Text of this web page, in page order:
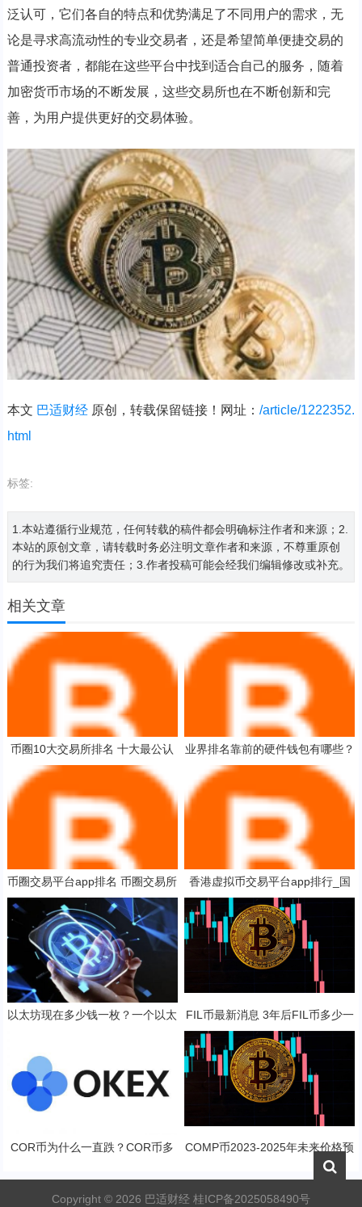
泛认可，它们各自的特点和优势满足了不同用户的需求，无
论是寻求高流动性的专业交易者，还是希望简单便捷交易的
普通投资者，都能在这些平台中找到适合自己的服务，随着
加密货币市场的不断发展，这些交易所也在不断创新和完
善，为用户提供更好的交易体验。
本文 巴适财经原创，转载保留链接！网址： /article/1222352.
html
标签:
1.本站遵循行业规范，任何转载的稿件都会明确标注作者和来源；2.
本站的原创文章，请转载时务必注明文章作者和来源，不尊重原创
的行为我们将追究责任；3.作者投稿可能会经我们编辑修改或补充。
相关文章
币圈10大交易所排名 十大最公认
的比特币交易APP
业界排名靠前的硬件钱包有哪些？
在国内用的人最多的十款高排名硬
币圈交易平台app排名 币圈交易所
行情软件
香港虚拟币交易平台app排行_国
内可以交易虚拟货币的平台
以太坊现在多少钱一枚？一个以太
FIL币最新消息 3年后FIL币多少一
只？
COR币为什么一直跌？COR币多
COMP币2023-2025年未来价格预
测 对长线持有是否值得？
Copyright © 2026 巴适财经桂ICP备2025058490号